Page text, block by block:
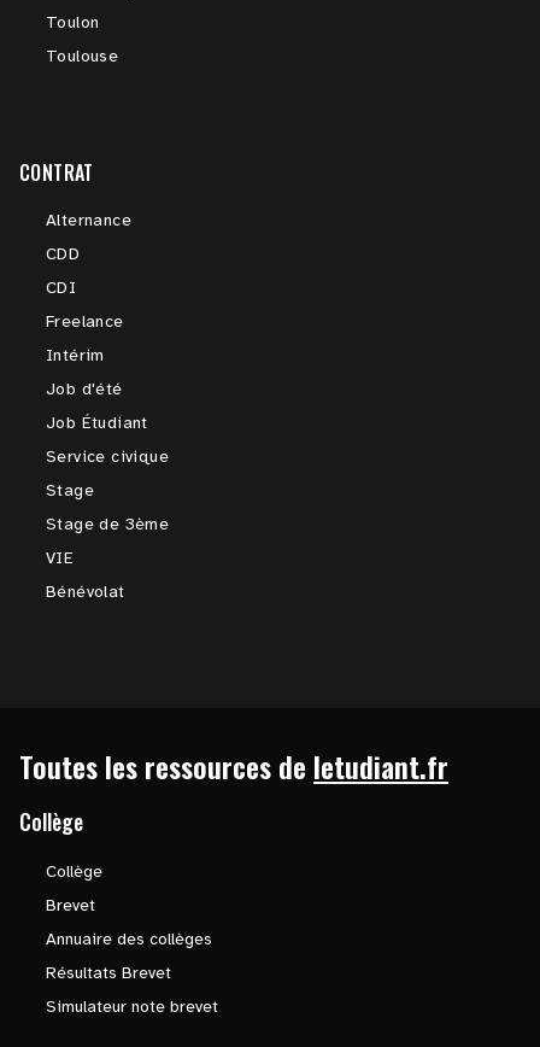
Toulon
Toulouse
CONTRAT
Alternance
CDD
CDI
Freelance
Intérim
Job d'été
Job Étudiant
Service civique
Stage
Stage de 3ème
VIE
Bénévolat
Toutes les ressources de letudiant.fr
Collège
Collège
Brevet
Annuaire des collèges
Résultats Brevet
Simulateur note brevet